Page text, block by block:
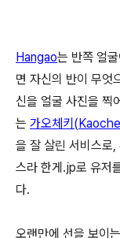
Hangao는 반쪽 얼
면 자신의 반이 무엇
신을 얼굴 사진을 찍
는 가오체키
을 잘 살린 서비스로,
스라 한게.jp로 유저
다.
오랜만에 선을 보이